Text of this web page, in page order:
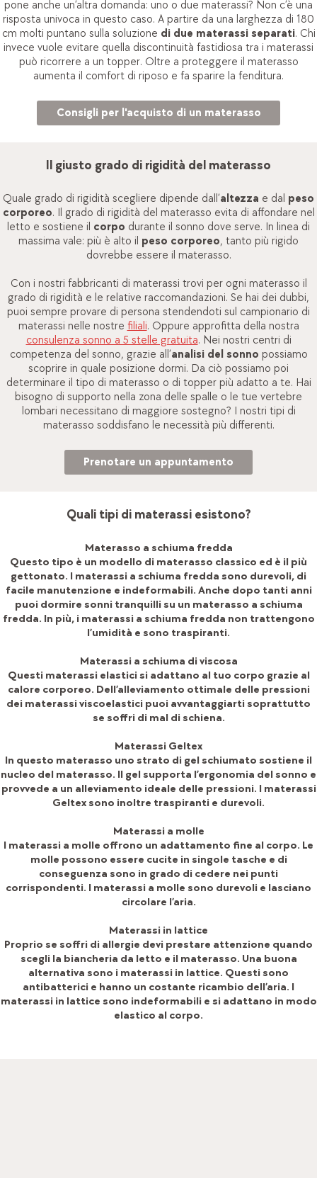
pone anche un’altra domanda: uno o due materassi? Non c’è una
risposta univoca in questo caso. A partire da una larghezza di 180
cm molti puntano sulla soluzione di due materassi separati. Chi
invece vuole evitare quella discontinuità fastidiosa tra i materassi
può ricorrere a un topper. Oltre a proteggere il materasso
aumenta il comfort di riposo e fa sparire la fenditura.
Consigli per l'acquisto di un materasso
Il giusto grado di rigidità del materasso
Quale grado di rigidità scegliere dipende dall’altezza e dal peso
corporeo. Il grado di rigidità del materasso evita di affondare nel
letto e sostiene il corpo durante il sonno dove serve. In linea di
massima vale: più è alto il peso corporeo, tanto più rigido
dovrebbe essere il materasso.
Con i nostri fabbricanti di materassi trovi per ogni materasso il
grado di rigidità e le relative raccomandazioni. Se hai dei dubbi,
puoi sempre provare di persona stendendoti sul campionario di
materassi nelle nostre filiali. Oppure approfitta della nostra
consulenza sonno a 5 stelle gratuita. Nei nostri centri di
competenza del sonno, grazie all’analisi del sonno possiamo
scoprire in quale posizione dormi. Da ciò possiamo poi
determinare il tipo di materasso o di topper più adatto a te. Hai
bisogno di supporto nella zona delle spalle o le tue vertebre
lombari necessitano di maggiore sostegno? I nostri tipi di
materasso soddisfano le necessità più differenti.
Prenotare un appuntamento
Quali tipi di materassi esistono?
Materasso a schiuma fredda
Questo tipo è un modello di materasso classico ed è il più
gettonato. I materassi a schiuma fredda sono durevoli, di
facile manutenzione e indeformabili. Anche dopo tanti anni
puoi dormire sonni tranquilli su un materasso a schiuma
fredda. In più, i materassi a schiuma fredda non trattengono
l’umidità e sono traspiranti.
Materassi a schiuma di viscosa
Questi materassi elastici si adattano al tuo corpo grazie al
calore corporeo. Dell’alleviamento ottimale delle pressioni
dei materassi viscoelastici puoi avvantaggiarti soprattutto
se soffri di mal di schiena.
Materassi Geltex
In questo materasso uno strato di gel schiumato sostiene il
nucleo del materasso. Il gel supporta l’ergonomia del sonno e
provvede a un alleviamento ideale delle pressioni. I materassi
Geltex sono inoltre traspiranti e durevoli.
Materassi a molle
I materassi a molle offrono un adattamento fine al corpo. Le
molle possono essere cucite in singole tasche e di
conseguenza sono in grado di cedere nei punti
corrispondenti. I materassi a molle sono durevoli e lasciano
circolare l’aria.
Materassi in lattice
Proprio se soffri di allergie devi prestare attenzione quando
scegli la biancheria da letto e il materasso. Una buona
alternativa sono i materassi in lattice. Questi sono
antibatterici e hanno un costante ricambio dell’aria. I
materassi in lattice sono indeformabili e si adattano in modo
elastico al corpo.